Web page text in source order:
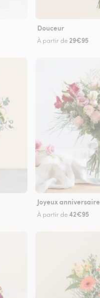
Douceur
À partir de 29€95
Joyeux anniversaire
À partir de42€95